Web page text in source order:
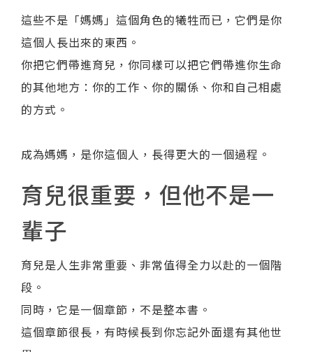
這些不是「媽媽」這個角色的犧牲而已，它們是你
這個人長出來的東西。
你把它們帶進育兒，你同樣可以把它們帶進你生命
的其他地方：你的工作、你的關係、你和自己相處
的方式。
成為媽媽，是你這個人，長得更大的一個過程。
育兒很重要，但他不是一
輩子
育兒是人生非常重要、非常值得全力以赴的一個階
段。
同時，它是一個章節，不是整本書。
這個章節很長，有時候長到你忘記外面還有其他世